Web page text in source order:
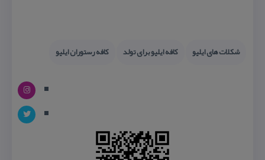
شكلات های ایلیو كافه ایلیو برای تولد كافه رستوران ایلیو